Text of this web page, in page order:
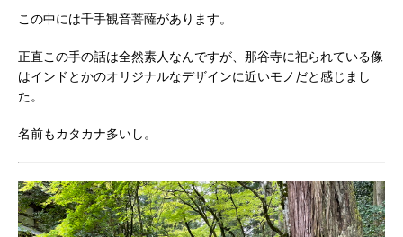
この中には千手観音菩薩があります。
正直この手の話は全然素人なんですが、那谷寺に祀られている像
はインドとかのオリジナルなデザインに近いモノだと感じまし
た。
名前もカタカナ多いし。